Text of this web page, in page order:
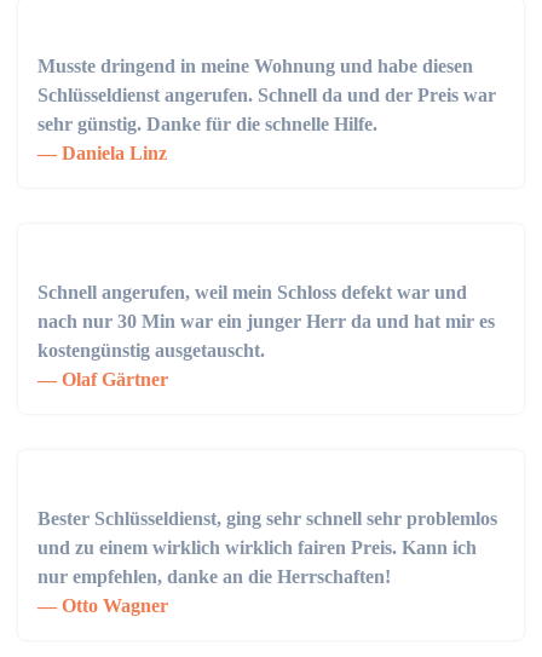
Musste dringend in meine Wohnung und habe diesen
Schlüsseldienst angerufen. Schnell da und der Preis war
sehr günstig. Danke für die schnelle Hilfe.
Daniela Linz
Schnell angerufen, weil mein Schloss defekt war und
nach nur 30 Min war ein junger Herr da und hat mir es
kostengünstig ausgetauscht.
Olaf Gärtner
Bester Schlüsseldienst, ging sehr schnell sehr problemlos
und zu einem wirklich wirklich fairen Preis. Kann ich
nur empfehlen, danke an die Herrschaften!
Otto Wagner